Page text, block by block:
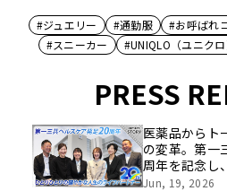
#ジュエリー #通勤服 #お呼ばれ
#スニーカー
#UNIQLO（ユニクロ
PRESS
医薬品からト
の変革。第一
周年を記念し
挑戦の舞台や
Jun, 19, 2026